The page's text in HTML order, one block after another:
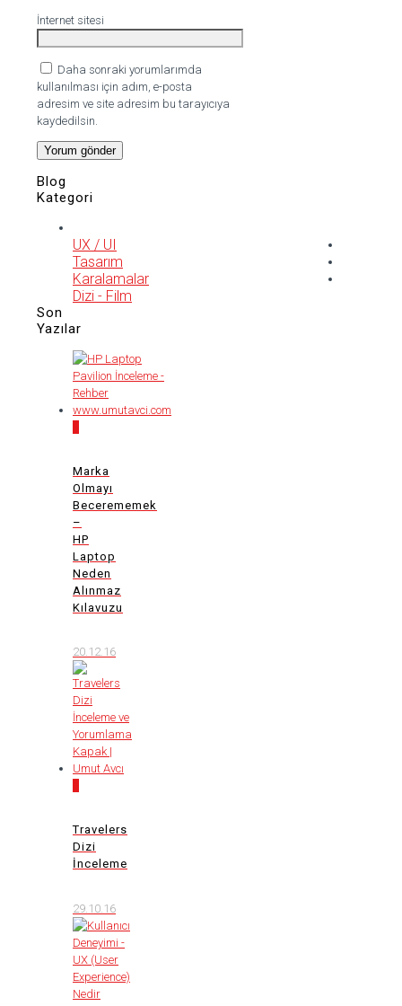
İnternet sitesi
Daha sonraki yorumlarımda
kullanılması için adım, e-posta
adresim ve site adresim bu tarayıcıya
kaydedilsin.
Blog
Kategori
UX / UI
Tasarım
Karalamalar
Dizi - Film
Son
Yazılar
Marka
Olmayı
Becerememek
–
HP
Laptop
Neden
Alınmaz
Kılavuzu
20.12.16
Travelers
Dizi
İnceleme
29.10.16